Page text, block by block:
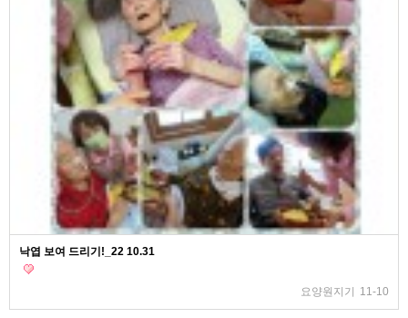
낙엽 보여 드리기!_22 10.31
요양원지기 11-10